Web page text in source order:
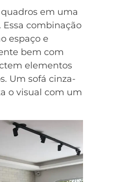
em uma
combinação
espaço e
bem com
elementos
Um sofá cinza-
o visual com um